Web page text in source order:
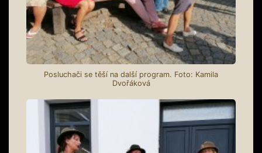
Posluchači se těší na další program. Foto: Kamila
Dvořáková